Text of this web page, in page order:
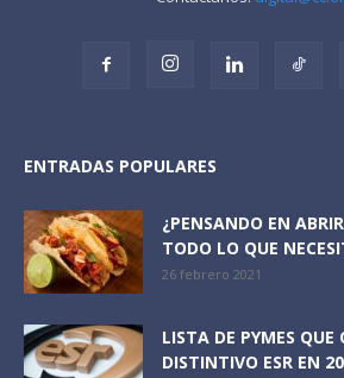
ENTRADAS POPULARES
¿PENSANDO EN
TODO LO QUE
26 febrero 2021
LISTA DE PYMES QUE
DISTINTIVO ESR EN